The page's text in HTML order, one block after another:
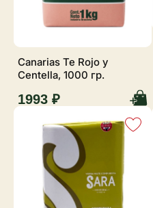
Canarias Te Rojo y
Centella, 1000 гр.
1993 ₽